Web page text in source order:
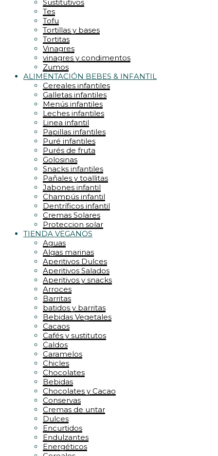
Sustitutivos
Tes
Tofu
Tortillas y bases
Tortitas
Vinagres
vinagres y condimentos
Zumos
ALIMENTACIÓN BEBES & INFANTIL
Cereales infantiles
Galletas infantiles
Menús infantiles
Leches infantiles
Linea infantil
Papillas infantiles
Puré infantiles
Purés de fruta
Golosinas
Snacks infantiles
Pañales y toallitas
Jabones infantil
Champús infantil
Dentríficos infantil
Cremas Solares
Proteccion solar
TIENDA VEGANOS
Aguas
Algas marinas
Aperitivos Dulces
Aperitivos Salados
Aperitivos y snacks
Arroces
Barritas
batidos y barritas
Bebidas Vegetales
Cacaos
Cafés y sustitutos
Caldos
Caramelos
Chicles
Chocolates
Bebidas
Chocolates y Cacao
Conservas
Cremas de untar
Dulces
Encurtidos
Endulzantes
Energéticos